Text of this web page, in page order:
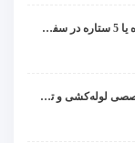
مقایسه هزینه اقامت هتل معمولی، میان‌رده یا 5 ستاره در سفر زیارتی عراق
لوله بازکنی قزوین، تخلیه چاه و خدمات تخصصی لوله‌کشی و تشخیص ترکیدگی